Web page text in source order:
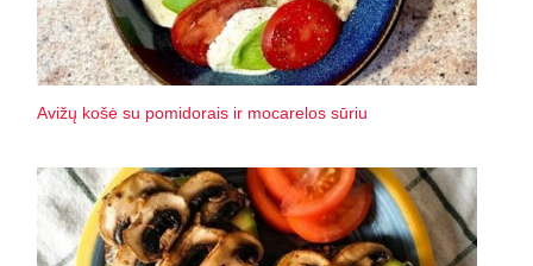
Avižų košė su pomidorais ir mocarelos sūriu